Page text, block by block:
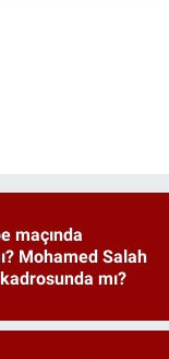
maçında
Mohamed Salah
mı?